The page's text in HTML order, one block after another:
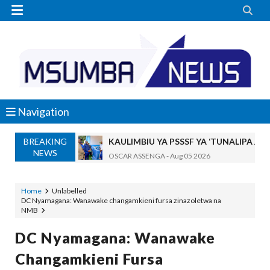
 
Navigation
BREAKING
NEWS
KAULIMBIU YA PSSSF YA ‘TUNALIPA
OSCAR ASSENGA-Aug 05 2026
TIRDO YAFICHUA FURSA ZA
WAKAGUZI WA MAFUTA WAIMARISHA
Alex Sonna-Aug 05 2026
BARRICK NORTH MARA YAZIDI
Home
Unlabelled
DC Nyamagana: Wanawake changamkieni fursa zinazoletwa na
NMB
DC Nyamagana: Wanawake
Changamkieni Fursa